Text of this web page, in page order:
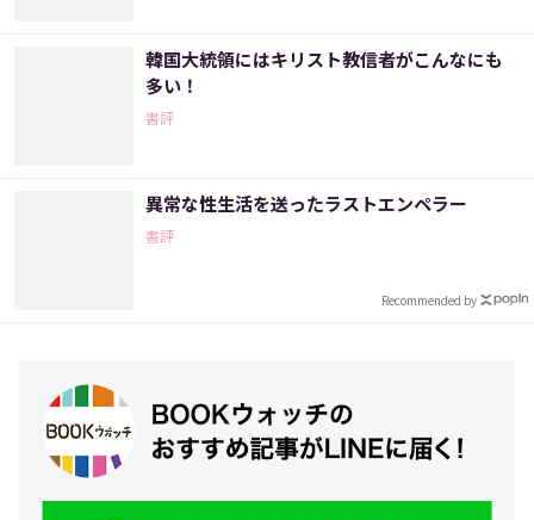
韓国大統領にはキリスト教信者がこんなにも
多い！
書評
異常な性生活を送ったラストエンペラー
書評
Recommended by